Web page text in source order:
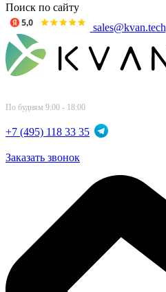
Поиск по сайту
sales@kvan.tech
По будням 9:00 - 18:00
+7 (495) 118 33 35
Заказать звонок